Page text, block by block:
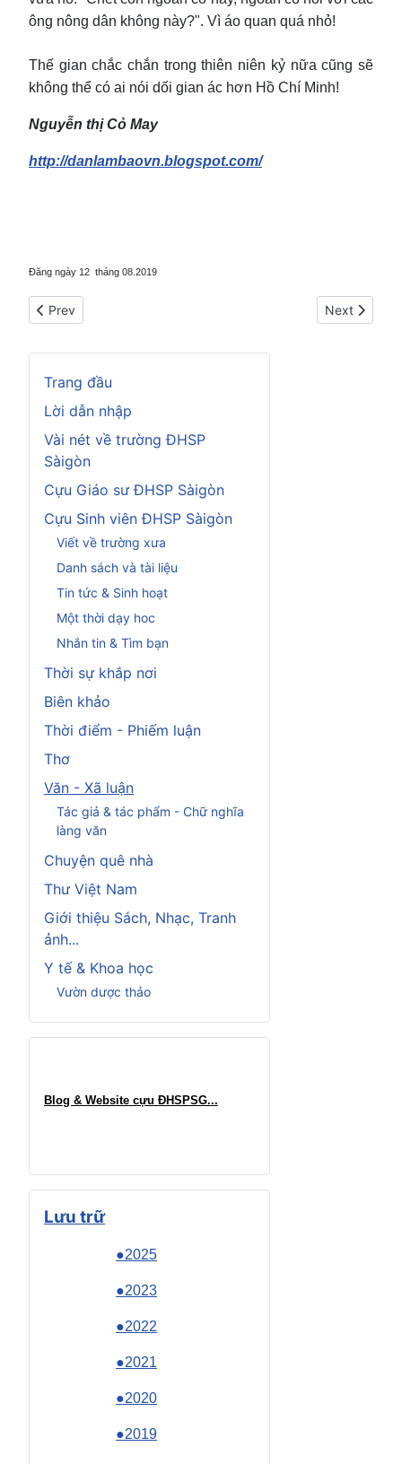
Trang đầu
Lời dẫn nhập
Vài nét về trường ĐHSP
Sàigòn
Cựu Giáo sư ĐHSP Sàigòn
Cựu Sinh viên ĐHSP Sàigòn
Viết về trường xưa
Danh sách và tài liệu
Tin tức & Sinh hoạt
Một thời dạy hoc
Nhắn tin & Tìm bạn
Thời sự khắp nơi
Biên khảo
Thời điểm - Phiếm luận
Thơ
Văn - Xã luận
Tác giả & tác phẩm - Chữ nghĩa
làng văn
Chuyện quê nhà
Thư Việt Nam
Giới thiệu Sách, Nhạc, Tranh
ảnh...
Y tế & Khoa học
Vườn dược thảo
Blog & Website cựu ĐHSPSG...
Lưu trữ
●2025
●2023
●2022
●2021
●2020
●2019
ông nông dân không này?". Vì áo quan quá nhỏ!
Thế gian chắc chắn trong thiên niên kỷ nữa cũng sẽ
không thể có ai nói dối gian ác hơn Hồ Chí Minh!
Nguyễn thị Cỏ May
http://danlambaovn.blogspot.com/
Đăng ngày 12 tháng 08.2019
Previous article: Ý nghĩa một chọn lựa
Prev Next article:
Next